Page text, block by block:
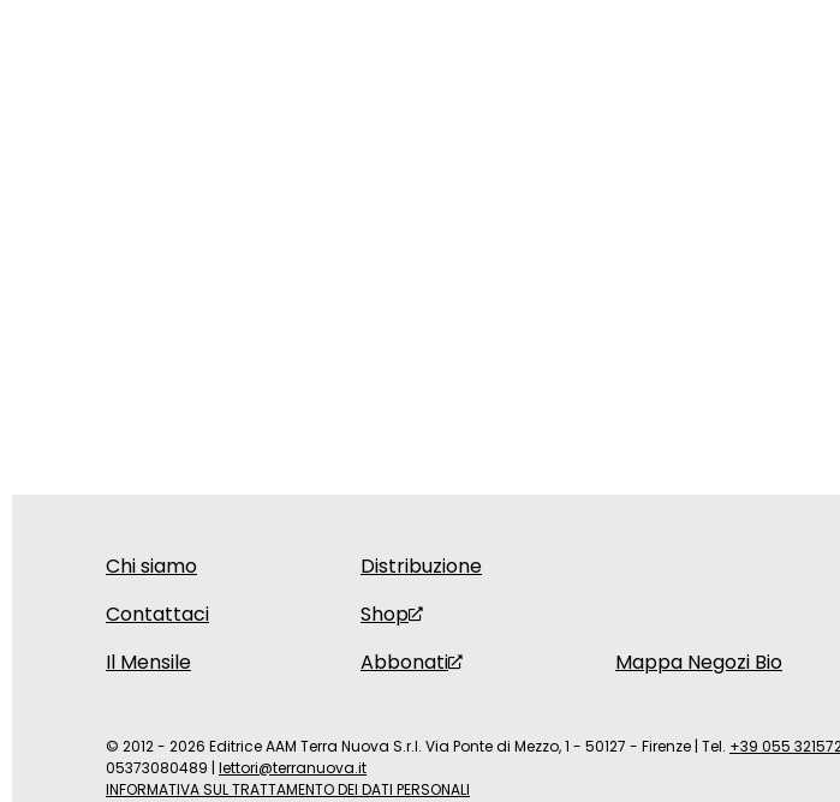
Chi siamo
Contattaci
Il Mensile
Distribuzione
Shop
Abbonati
Mappa Negozi Bio
© 2012 - 2026 Editrice AAM Terra Nuova S.r.l. Via Ponte di Mezzo, 1 - 50127 - Firenze | Tel. +39 055
05373080489 | lettori@terranuova.it
INFORMATIVA SUL TRATTAMENTO DEI DATI PERSONALI